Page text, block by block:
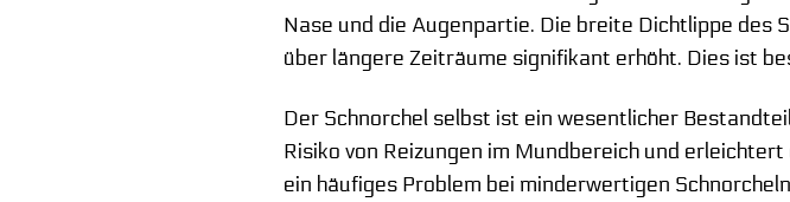
Nase und die Augenpartie. Die breite Dichtlippe des
über längere Zeiträume signifikant erhöht. Dies ist
Der Schnorchel selbst ist ein wesentlicher
Risiko von Reizungen im Mundbereich und
ein häufiges Problem bei minderwertigen